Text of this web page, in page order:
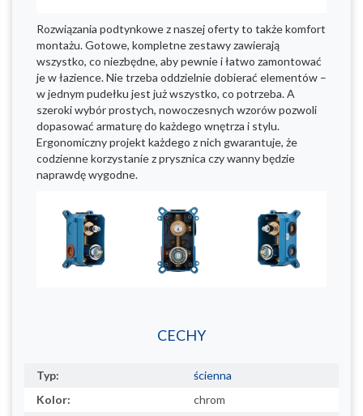
Rozwiązania podtynkowe z naszej oferty to także komfort
montażu. Gotowe, kompletne zestawy zawierają
wszystko, co niezbędne, aby pewnie i łatwo zamontować
je w łazience. Nie trzeba oddzielnie dobierać elementów –
w jednym pudełku jest już wszystko, co potrzeba. A
szeroki wybór prostych, nowoczesnych wzorów pozwoli
dopasować armaturę do każdego wnętrza i stylu.
Ergonomiczny projekt każdego z nich gwarantuje, że
codzienne korzystanie z prysznica czy wanny będzie
naprawdę wygodne.
CECHY
Typ:
ścienna
Kolor:
chrom